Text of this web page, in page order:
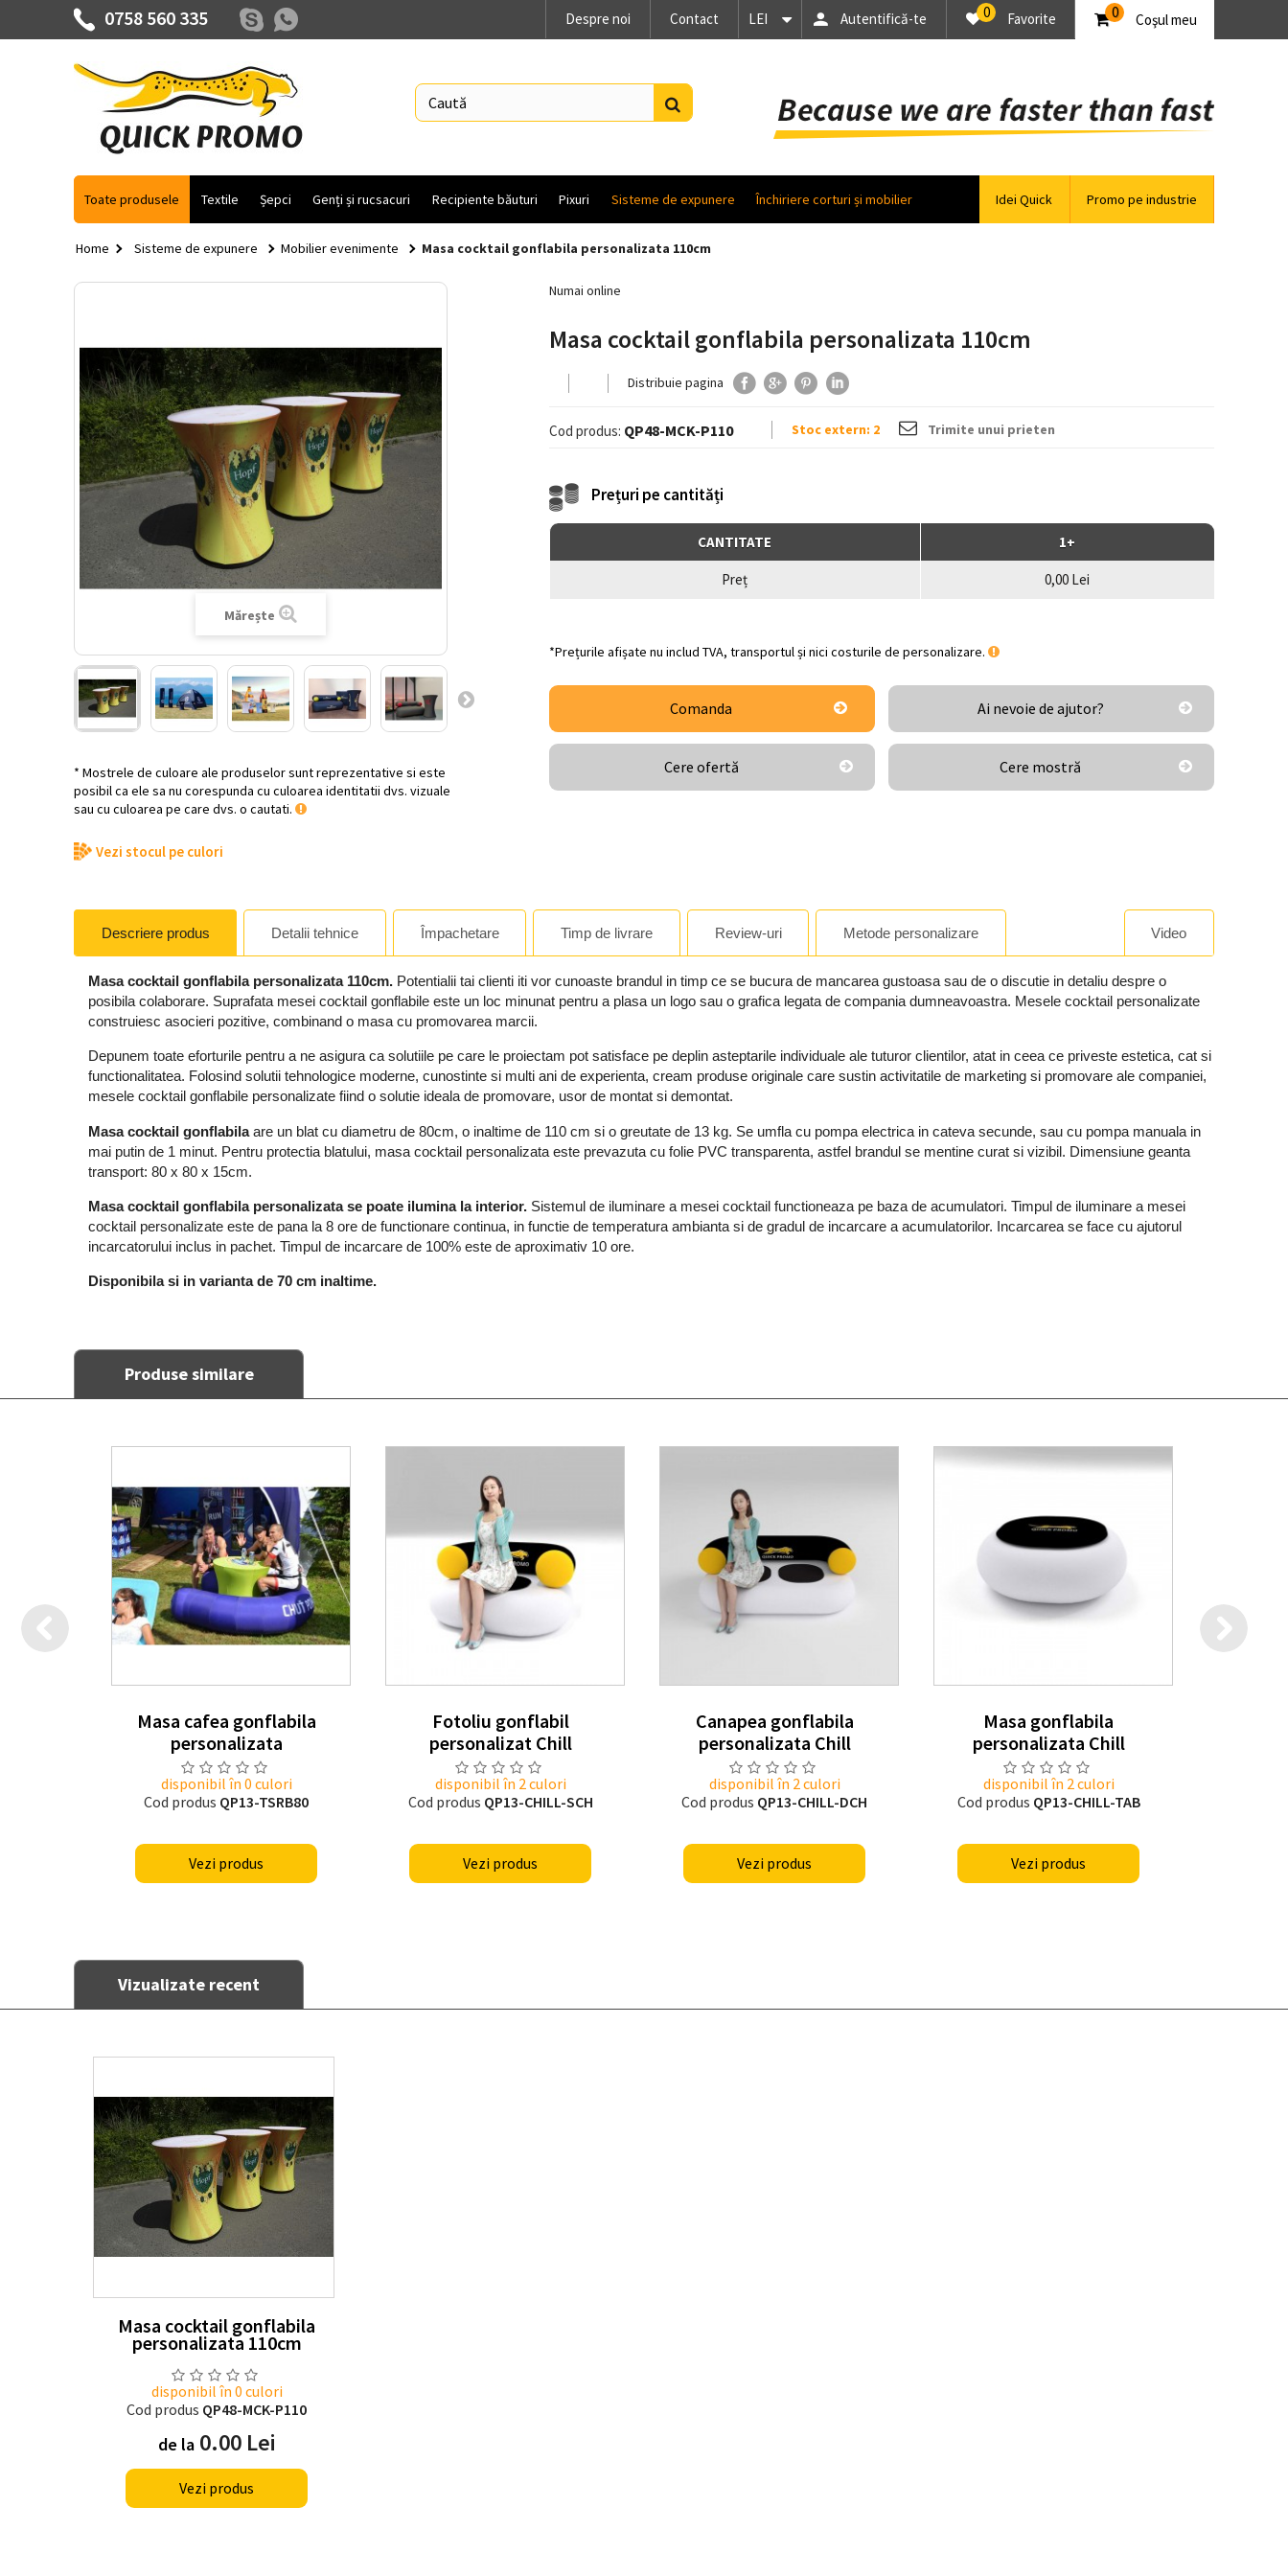
Coşul meu
0
0 Favorite
Autentifică-te
LEI
Contact
Despre noi
0758 560 335
Toate produsele Textile Șepci Genți și rucsacuri Recipiente băuturi Pixuri Sisteme de expunere Promo pe industrie
Idei Quick
Închiriere corturi și mobilier
Home Sisteme de expunere Mobilier evenimente Masa cocktail gonflabila personalizata 110cm
Mărește
* Mostrele de culoare ale produselor sunt reprezentative si este
posibil ca ele sa nu corespunda cu culoarea identitatii dvs. vizuale
sau cu culoarea pe care dvs. o cautati.
Vezi stocul pe culori
Numai online
Masa cocktail gonflabila personalizata 110cm
Distribuie pagina
Cod produs: QP48-MCK-P110 Stoc extern: 2 Trimite unui prieten
Prețuri pe cantități
CANTITATE 1+
Preț 0,00 Lei
*Prețurile afișate nu includ TVA, transportul și nici costurile de personalizare.
Comanda Ai nevoie de ajutor?
Cere ofertă Cere mostră
Descriere produs Detalii tehnice Împachetare Timp de livrare Review-uri Metode personalizare Video
Masa cocktail gonflabila personalizata 110cm. Potentialii tai clienti iti vor cunoaste brandul in timp ce se bucura de mancarea gustoasa sau de o discutie in detaliu despre o
posibila colaborare. Suprafata mesei cocktail gonflabile este un loc minunat pentru a plasa un logo sau o grafica legata de compania dumneavoastra. Mesele cocktail personalizate
construiesc asocieri pozitive, combinand o masa cu promovarea marcii.
Depunem toate eforturile pentru a ne asigura ca solutiile pe care le proiectam pot satisface pe deplin asteptarile individuale ale tuturor clientilor, atat in ​​ceea ce priveste estetica, cat si
functionalitatea. Folosind solutii tehnologice moderne, cunostinte si multi ani de experienta, cream produse originale care sustin activitatile de marketing si promovare ale companiei,
mesele cocktail gonflabile personalizate fiind o solutie ideala de promovare, usor de montat si demontat.
Masa cocktail gonflabilaare un blat cu diametru de 80cm, o inaltime de 110 cm si o greutate de 13 kg. Se umfla cu pompa electrica in cateva secunde, sau cu pompa manuala in
mai putin de 1 minut. Pentru protectia blatului, masa cocktail personalizata este prevazuta cu folie PVC transparenta, astfel brandul se mentine curat si vizibil. Dimensiune geanta
transport: 80 x 80 x 15cm.
Masa cocktail gonflabila personalizata se poate ilumina la interior. Sistemul de iluminare a mesei cocktail functioneaza pe baza de acumulatori. Timpul de iluminare a mesei
cocktail personalizate este de pana la 8 ore de functionare continua, in functie de temperatura ambianta si de gradul de incarcare a acumulatorilor. Incarcarea se face cu ajutorul
incarcatorului inclus in pachet. Timpul de incarcare de 100% este de aproximativ 10 ore.
Disponibila si in varianta de 70 cm inaltime.
Produse similare
Masa cafea gonflabila
personalizata
disponibil în 0 culori
Cod produs QP13-TSRB80
Vezi produs
Fotoliu gonflabil
personalizat Chill
disponibil în 2 culori
Cod produs QP13-CHILL-SCH
Vezi produs
Canapea gonflabila
personalizata Chill
disponibil în 2 culori
Cod produs QP13-CHILL-DCH
Vezi produs
Masa gonflabila
personalizata Chill
disponibil în 2 culori
Cod produs QP13-CHILL-TAB
Vezi produs
Vizualizate recent
Masa cocktail gonflabila
personalizata 110cm
disponibil în 0 culori
Cod produs QP48-MCK-P110
de la 0.00 Lei
Vezi produs